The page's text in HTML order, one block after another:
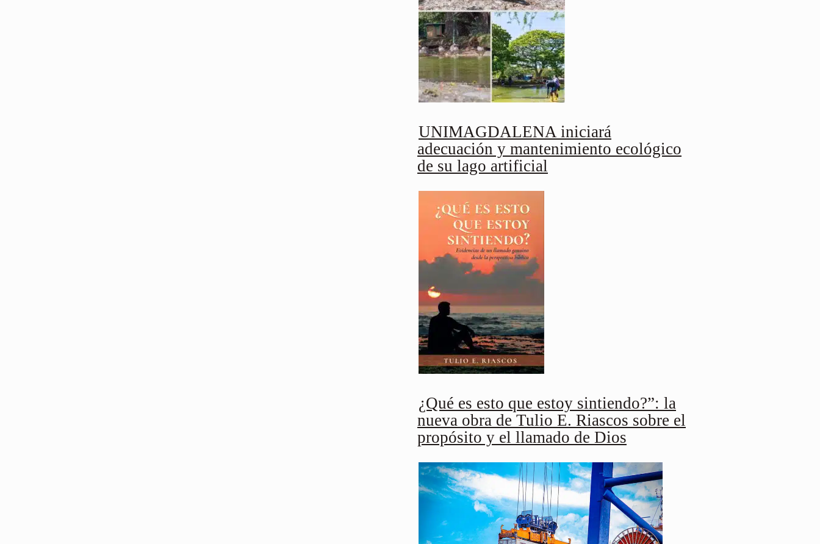
UNIMAGDALENA iniciará
adecuación y mantenimiento ecológico
de su lago artificial
¿Qué es esto que estoy sintiendo?”: la
nueva obra de Tulio E. Riascos sobre el
propósito y el llamado de Dios